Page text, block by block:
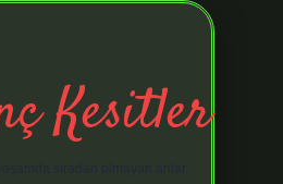
Kesitler